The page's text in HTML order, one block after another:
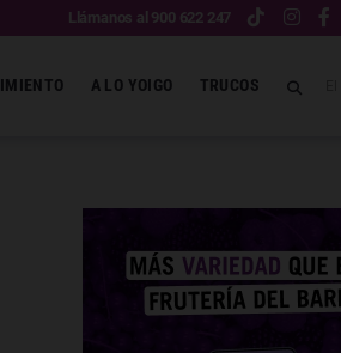
Llámanos al 900 622 247
A LO YOIGO TRUCOS